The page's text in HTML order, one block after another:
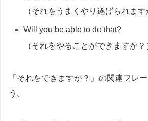
（それをうまくやり遂げられます
Will you be able to do that?
（それをやることができますか？
「それをできますか？」の関連フレ
う。